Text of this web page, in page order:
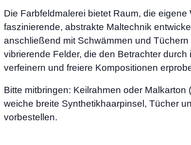
Die Farbfeldmalerei bietet Raum, die
faszinierende, abstrakte Maltechnik
anschließend mit Schwämmen und
vibrierende Felder, die den Betrachter
verfeinern und freiere Kompositionen
Bitte mitbringen: Keilrahmen oder
weiche breite Synthetikhaarpinsel, Tücher
vorbestellen.